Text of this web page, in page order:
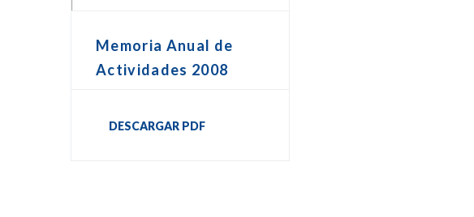
Memoria Anual de
Actividades 2008
DESCARGAR PDF